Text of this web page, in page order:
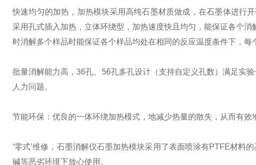
快速均匀的加热，加热模块采用高纯石墨材质做成，在石墨体进行
采用孔式插入加热，立体环绕型，加热速度快且均匀，能保证各个
时消解多个样品时能保证各个样品均处在相同的反应温度条件下，
批量消解能力高，36孔、56孔多孔设计（支持自定义孔数）满足实
人力问题。
节能环保：优良的一体环绕加热模式，地减少热量的散失，从而有效
‘零式’维修，石墨消解仪石墨加热模块采用了表面喷涂有PTFE材料
碱等恶劣环境下放心使用。